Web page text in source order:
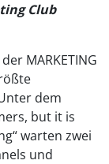
Club
MARKETING
dem
but it is
warten zwei
und